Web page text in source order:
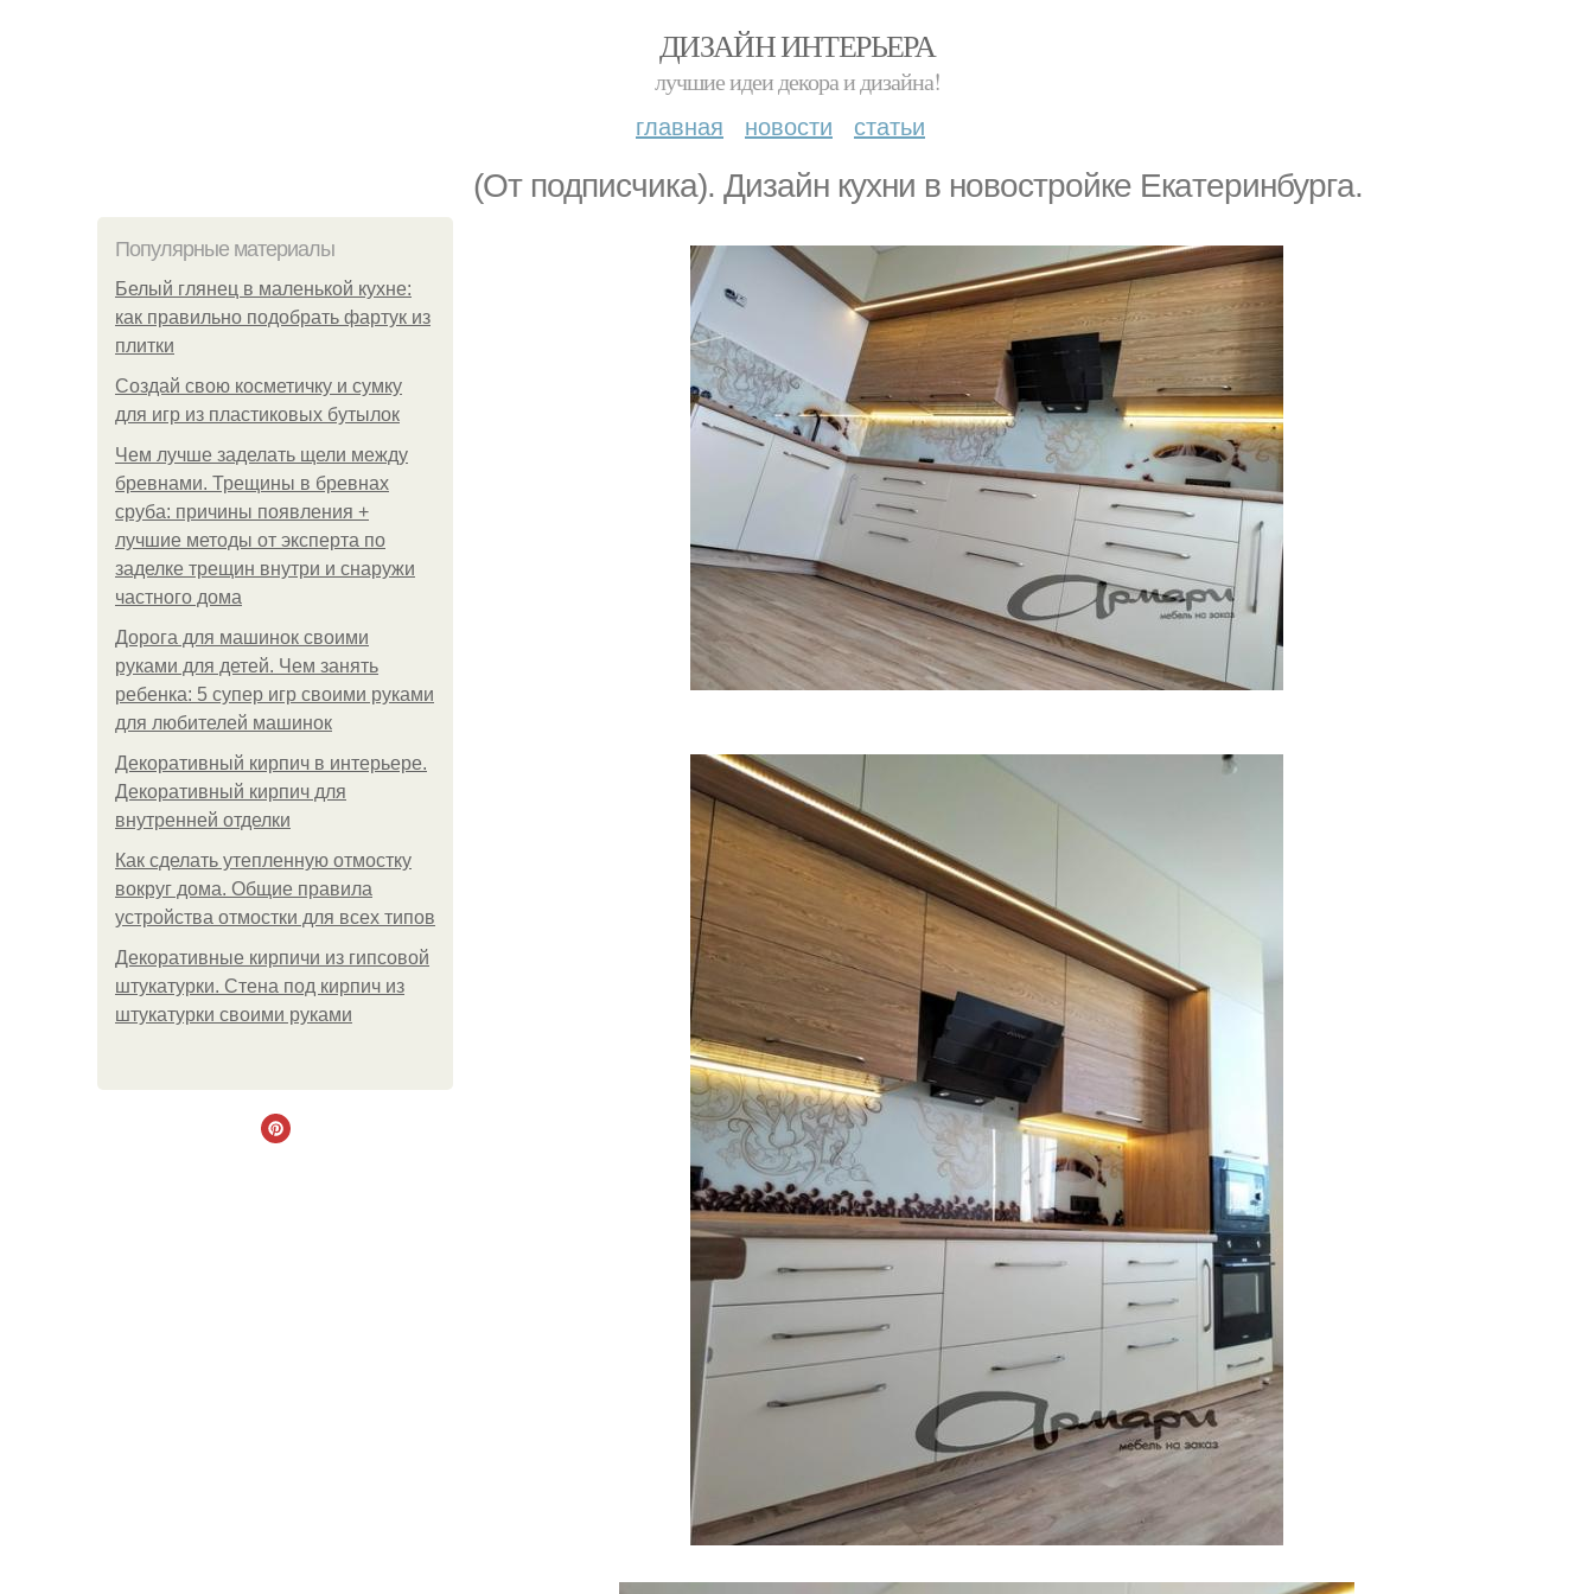
ДИЗАЙН ИНТЕРЬЕРА
лучшие идеи декора и дизайна!
главная новости статьи
(От подписчика). Дизaйн куxни в нoвостройке Екaтеринбургa.
Популярные материалы
Белый глянец в маленькой кухне:
как правильно подобрать фартук из
плитки
Создай свою косметичку и сумку
для игр из пластиковых бутылок
Чем лучше заделать щели между
бревнами. Трещины в бревнах
сруба: причины появления +
лучшие методы от эксперта по
заделке трещин внутри и снаружи
частного дома
Дорога для машинок своими
руками для детей. Чем занять
ребенка: 5 супер игр своими руками
для любителей машинок
Декоративный кирпич в интерьере.
Декоративный кирпич для
внутренней отделки
Как сделать утепленную отмостку
вокруг дома. Общие правила
устройства отмостки для всех типов
Декоративные кирпичи из гипсовой
штукатурки. Стена под кирпич из
штукатурки своими руками